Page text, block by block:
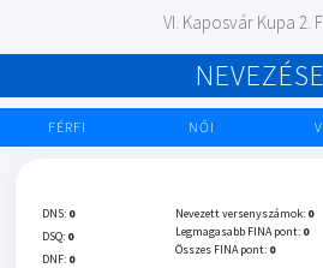
VI. Kaposvár Kupa 2.
FÉRFI NŐI
DNS: 0
DSQ: 0
DNF: 0
Nevezett versenyszámok: 0
Legmagasabb FINA pont: 0
Összes FINA pont: 0